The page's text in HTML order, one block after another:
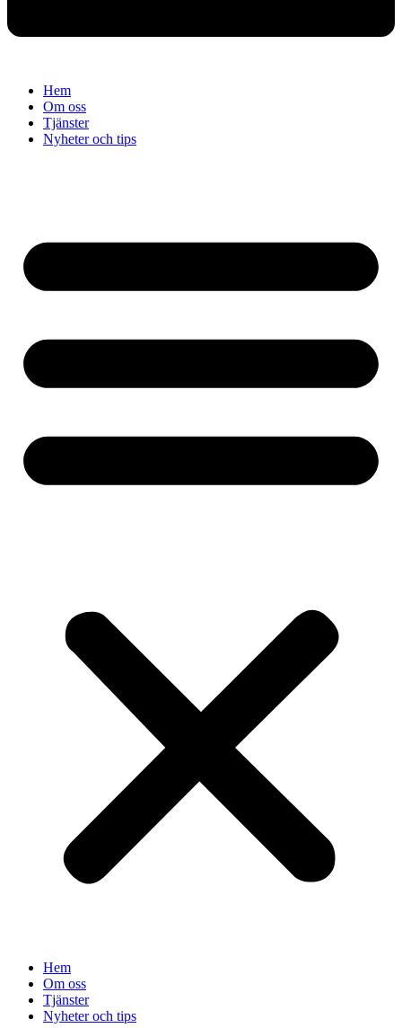
Hem
Om oss
Tjänster
Nyheter och tips
Hem
Om oss
Tjänster
Nyheter och tips